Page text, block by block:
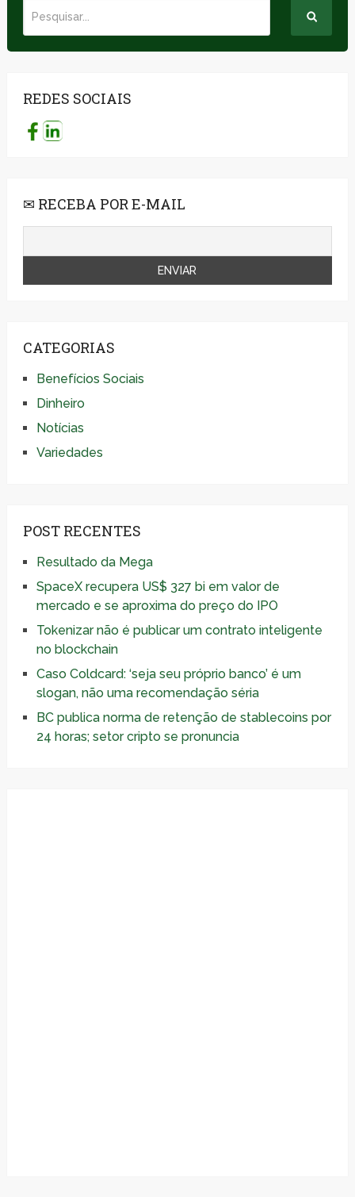
REDES SOCIAIS
✉ RECEBA POR E-MAIL
CATEGORIAS
Benefícios Sociais
Dinheiro
Notícias
Variedades
POST RECENTES
Resultado da Mega
SpaceX recupera US$ 327 bi em valor de
mercado e se aproxima do preço do IPO
Tokenizar não é publicar um contrato inteligente
no blockchain
Caso Coldcard: ‘seja seu próprio banco’ é um
slogan, não uma recomendação séria
BC publica norma de retenção de stablecoins por
24 horas; setor cripto se pronuncia